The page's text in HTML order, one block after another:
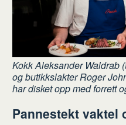
Kokk Aleksander Waldrab
og butikkslakter Roger
har disket opp med forrett
Pannestekt vaktel